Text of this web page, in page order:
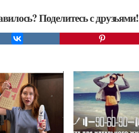
Поделитесь с друзьями!